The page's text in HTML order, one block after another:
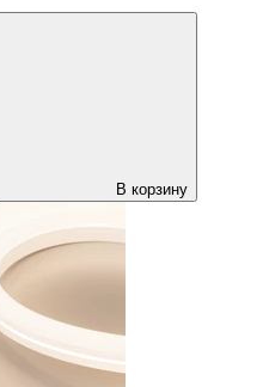
В корзину